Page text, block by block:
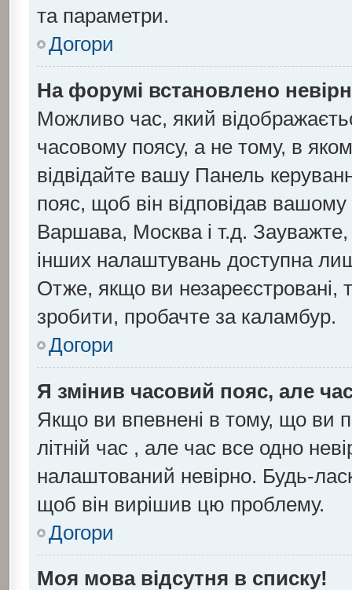
та параметри.
Догори
На форумі встановлено
Можливо час, який
часовому поясу, а не тому, в
відвідайте вашу Панель
пояс, щоб він відповідав
Варшава, Москва і т.д. Зауважте,
інших налаштувань доступна
Отже, якщо ви незареєстровані,
зробити, пробачте за каламбур.
Догори
Я змінив часовий пояс, але
Якщо ви впевнені в тому, що ви
літній час , але час все одно
налаштований невірно. Будь-
щоб він вирішив цю проблему.
Догори
Моя мова відсутня в списку!